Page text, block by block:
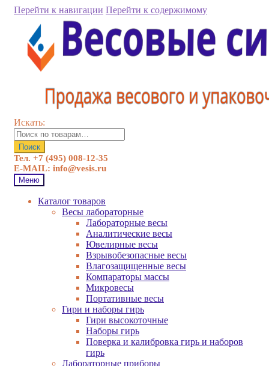
Перейти к навигации Перейти к содержимому
Искать:
Поиск
Тел. +7 (495) 008-12-35
E-MAIL: info@vesis.ru
Меню
Каталог товаров
Весы лабораторные
Лабораторные весы
Аналитические весы
Ювелирные весы
Взрывобезопасные весы
Влагозащищенные весы
Компараторы массы
Микровесы
Портативные весы
Гири и наборы гирь
Гири высокоточные
Наборы гирь
Поверка и калибровка гирь и наборов
гирь
Лабораторные приборы